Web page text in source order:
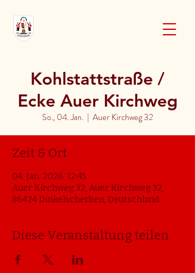
Kohlstattstraße /
Ecke Auer Kirchweg
So., 04. Jan.
  |
Auer Kirchweg 32
Zeit & Ort
04. Jan. 2026, 12:45
Auer Kirchweg 32, Auer Kirchweg 32,
86424 Dinkelscherben, Deutschland
Diese Veranstaltung teilen